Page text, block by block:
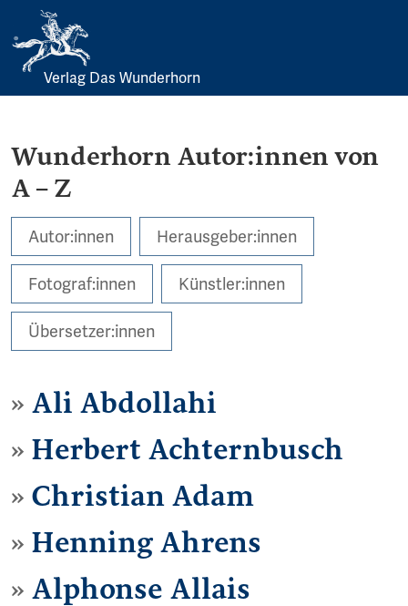
Skip
Verlag Das Wunderhorn
Wunderhorn Autor:innen von
A – Z
Autor:innen Herausgeber:innen
Fotograf:innen Künstler:innen
Übersetzer:innen
Ali Abdollahi
Herbert Achternbusch
Christian Adam
Henning Ahrens
Alphonse Allais